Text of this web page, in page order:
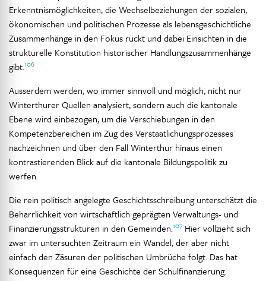
Erkenntnismöglichkeiten, die Wechselbeziehungen der sozialen,
ökonomischen und politischen Prozesse als lebensgeschichtliche
Zusammenhänge in den Fokus rückt und dabei Einsichten in die
strukturelle Konstitution historischer Handlungszusammenhänge
gibt.106
Ausserdem werden, wo immer sinnvoll und möglich, nicht nur
Winterthurer Quellen analysiert, sondern auch die kantonale
Ebene wird einbezogen, um die Verschiebungen in den
Kompetenzbereichen im Zug des Verstaatlichungsprozesses
nachzeichnen und über den Fall Winterthur hinaus einen
kontrastierenden Blick auf die kantonale Bildungspolitik zu
werfen.
Die rein politisch angelegte Geschichtsschreibung unterschätzt die
Beharrlichkeit von wirtschaftlich geprägten Verwaltungs- und
Finanzierungsstrukturen in den Gemeinden.107 Hier vollzieht sich
zwar im untersuchten Zeitraum ein Wandel, der aber nicht
einfach den Zäsuren der politischen Umbrüche folgt. Das hat
Konsequenzen für eine Geschichte der Schulfinanzierung.